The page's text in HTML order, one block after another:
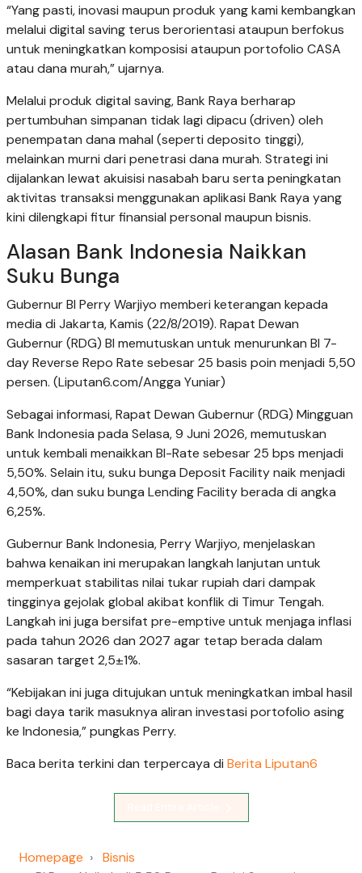
“Yang pasti, inovasi maupun produk yang kami kembangkan
melalui digital saving terus berorientasi ataupun berfokus
untuk meningkatkan komposisi ataupun portofolio CASA
atau dana murah,” ujarnya.
Melalui produk digital saving, Bank Raya berharap
pertumbuhan simpanan tidak lagi dipacu (driven) oleh
penempatan dana mahal (seperti deposito tinggi),
melainkan murni dari penetrasi dana murah. Strategi ini
dijalankan lewat akuisisi nasabah baru serta peningkatan
aktivitas transaksi menggunakan aplikasi Bank Raya yang
kini dilengkapi fitur finansial personal maupun bisnis.
Alasan Bank Indonesia Naikkan
Suku Bunga
Gubernur BI Perry Warjiyo memberi keterangan kepada
media di Jakarta, Kamis (22/8/2019). Rapat Dewan
Gubernur (RDG) BI memutuskan untuk menurunkan BI 7-
day Reverse Repo Rate sebesar 25 basis poin menjadi 5,50
persen. (Liputan6.com/Angga Yuniar)
Sebagai informasi, Rapat Dewan Gubernur (RDG) Mingguan
Bank Indonesia pada Selasa, 9 Juni 2026, memutuskan
untuk kembali menaikkan BI-Rate sebesar 25 bps menjadi
5,50%. Selain itu, suku bunga Deposit Facility naik menjadi
4,50%, dan suku bunga Lending Facility berada di angka
6,25%.
Gubernur Bank Indonesia, Perry Warjiyo, menjelaskan
bahwa kenaikan ini merupakan langkah lanjutan untuk
memperkuat stabilitas nilai tukar rupiah dari dampak
tingginya gejolak global akibat konflik di Timur Tengah.
Langkah ini juga bersifat pre-emptive untuk menjaga inflasi
pada tahun 2026 dan 2027 agar tetap berada dalam
sasaran target 2,5±1%.
“Kebijakan ini juga ditujukan untuk meningkatkan imbal hasil
bagi daya tarik masuknya aliran investasi portofolio asing
ke Indonesia,” pungkas Perry.
Baca berita terkini dan terpercaya di Berita Liputan6
Homepage
Bisnis